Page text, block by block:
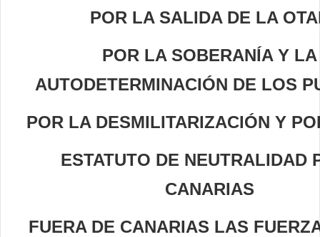
POR LA SALIDA DE LA
POR LA SOBERANÍA Y LA
AUTODETERMINACIÓN DE LOS
POR LA DESMILITARIZACIÓN Y
ESTATUTO DE NEUTRALIDAD
CANARIAS
FUERA DE CANARIAS LAS